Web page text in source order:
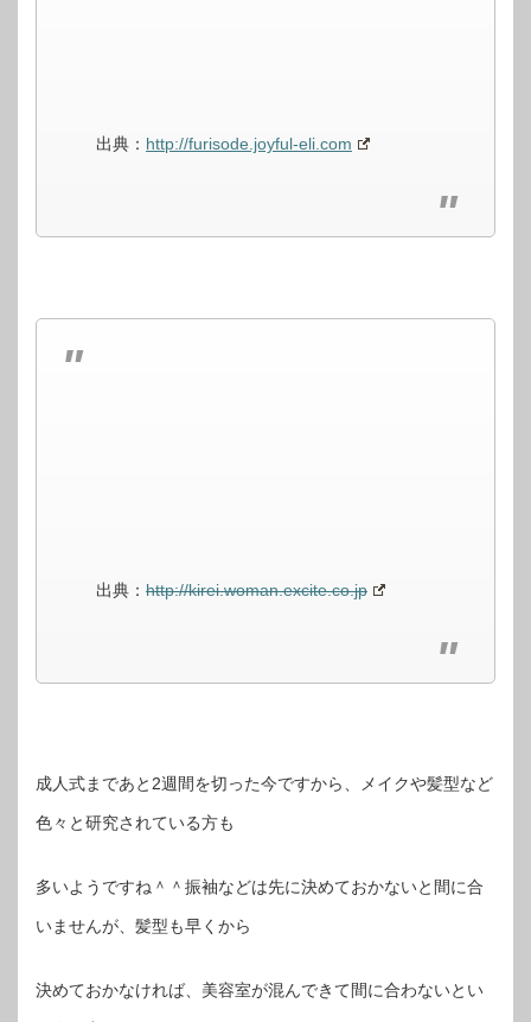
出典： http://furisode.joyful-eli.com
出典： http://kirei.woman.excite.co.jp
成人式まであと2週間を切った今ですから、メイクや髪型など
色々と研究されている方も
多いようですね＾＾振袖などは先に決めておかないと間に合
いませんが、髪型も早くから
決めておかなければ、美容室が混んできて間に合わないとい